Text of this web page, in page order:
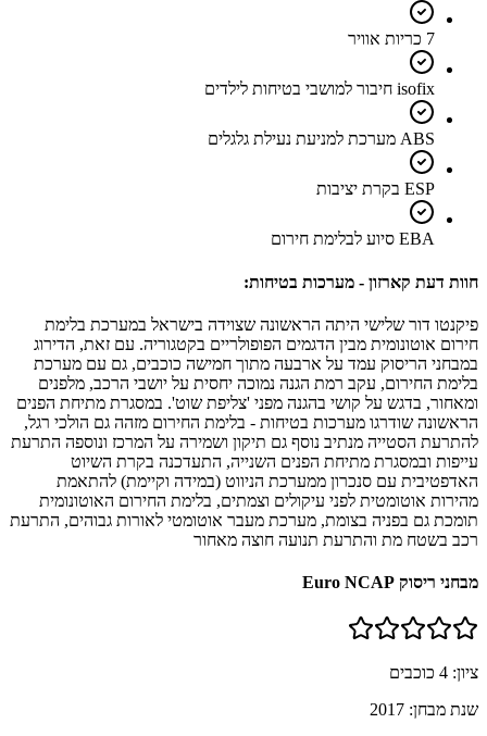
7 כריות אוויר
isofix חיבור למושבי בטיחות לילדים
ABS מערכת למניעת נעילת גלגלים
ESP בקרת יציבות
EBA סיוע לבלימת חירום
חוות דעת קארזון - מערכות בטיחות:
פיקנטו דור שלישי היתה הראשונה שצוידה בישראל במערכת בלימת
חירום אוטונומית מבין הדגמים הפופולריים בקטגוריה. עם זאת, הדירוג
במבחני הריסוק עמד על ארבעה מתוך חמישה כוכבים, גם עם מערכת
בלימת החירום, עקב רמת הגנה נמוכה יחסית על יושבי הרכב, מלפנים
ומאחור, בדגש על קושי בהגנה מפני 'צליפת שוט'. במסגרת מתיחת הפנים
הראשונה שודרגו מערכות בטיחות - בלימת החירום מזהה גם הולכי רגל,
להתרעת הסטייה מנתיב נוסף גם תיקון ושמירה על המרכז ונוספה התרעת
עייפות ובמסגרת מתיחת הפנים השנייה, התעדכנה בקרת השיוט
האדפטיבית עם סנכרון ממערכת הניווט (במידה וקיימת) להתאמת
מהירות אוטומטית לפני עיקולים וצמתים, בלימת החירום האוטונומית
תומכת גם בפניה בצומת, מערכת מעבר אוטומטי לאורות גבוהים, התרעת
רכב בשטח מת והתרעת תנועה חוצה מאחור
מבחני ריסוק Euro NCAP
ציון: 4 כוכבים
שנת מבחן: 2017